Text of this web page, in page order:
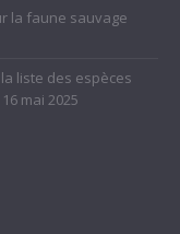
la faune sauvage
liste des espèces
16 mai 2025